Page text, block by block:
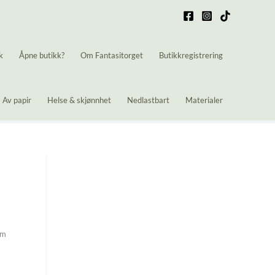
Åpne butikk? Om Fantasitorget Butikkregistrering
Av papir Helse & skjønnhet Nedlastbart Materialer